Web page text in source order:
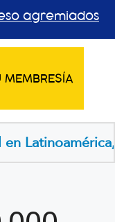
agremiados
MEMBRESÍA
llevarla al